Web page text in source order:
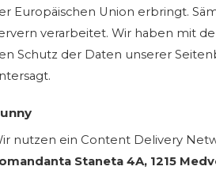
Europäischen Union erbringt.
verarbeitet. Wir haben mit
Schutz der Daten unserer
nutzen ein Content Delivery
Staneta 4A, 1215